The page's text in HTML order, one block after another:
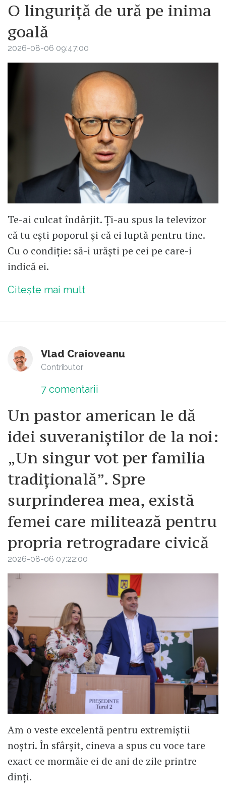
O linguriță de ură pe inima
goală
2026-08-06 09:47:00
Te-ai culcat îndârjit. Ți-au spus la televizor
că tu ești poporul și că ei luptă pentru tine.
Cu o condiție: să-i urăști pe cei pe care-i
indică ei.
Citește mai mult
Vlad Craioveanu
Contributor
7 comentarii
Un pastor american le dă
idei suveraniștilor de la noi:
„Un singur vot per familia
tradițională”. Spre
surprinderea mea, există
femei care militează pentru
propria retrogradare civică
2026-08-06 07:22:00
Am o veste excelentă pentru extremiștii
noștri. În sfârșit, cineva a spus cu voce tare
exact ce mormăie ei de ani de zile printre
dinți.